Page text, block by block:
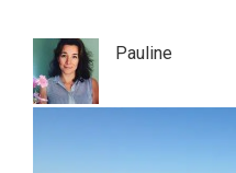
Pauline